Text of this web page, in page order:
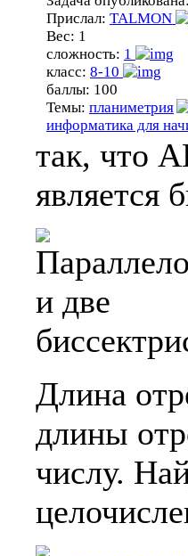
Прислал: TALMON
Вес: 1
сложность: 1
класс: 8-10
баллы: 100
Темы: планиметрия
информатика для
так, что
является
Длина
длины
числу.